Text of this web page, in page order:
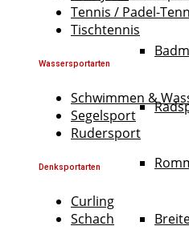
Tennis / Padel-
Tischtennis
Wassersportarten
Schwimmen &
Segelsport
Rudersport
Denksportarten
Curling
Schach